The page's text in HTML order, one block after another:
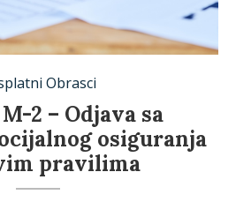
Obrasci
2 – Odjava sa
osiguranja
pravilima